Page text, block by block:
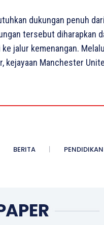
dukungan penuh
tersebut diharapkan
jalur kemenangan.
kejayaan Manchester
BERITA PENDIDIKAN